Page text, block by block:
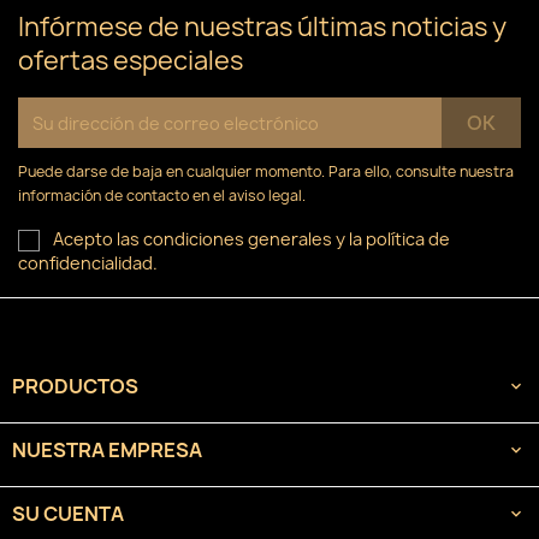
Infórmese de nuestras últimas noticias y
ofertas especiales
Puede darse de baja en cualquier momento. Para ello, consulte nuestra
información de contacto en el aviso legal.
Acepto las condiciones generales y la política de
confidencialidad.
PRODUCTOS 
NUESTRA EMPRESA 
SU CUENTA 